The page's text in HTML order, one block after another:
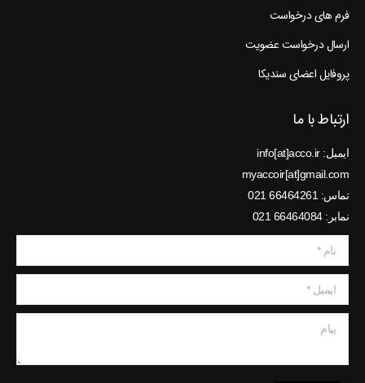
فرم های درخواست
ارسال درخواست عضویت
پروفایل اعضای سندیکا
ارتباط با ما
ایمیل: info[at]acco.ir
myaccoir[at]gmail.com
تماس: 66464261 021
نمابر: 66464084 021
نام *
ایمیل *